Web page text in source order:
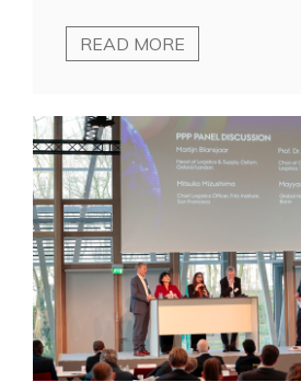
READ MORE